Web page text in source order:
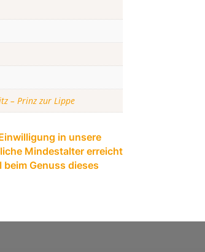
– Prinz zur Lippe
in unsere
Mindestalter erreicht
Genuss dieses